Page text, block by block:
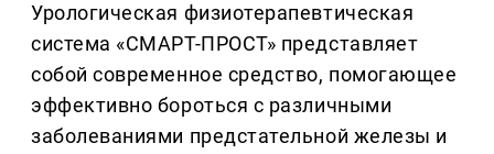
Урологическая физиотерапевтическая
система «СМАРТ-ПРОСТ» представляет
собой современное средство, помогающее
эффективно бороться с различными
заболеваниями предстательной железы и